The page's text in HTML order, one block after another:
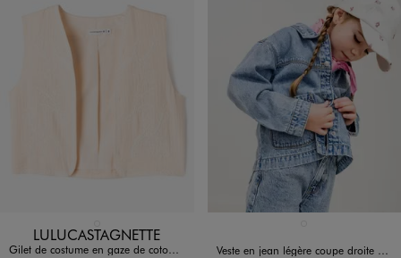
Disponible en 1 coloris
LULUCASTAGNETTE
Gilet de costume en gaze de coton brodé fille - LuluCastagnette Veste en jean légère coupe droite fille